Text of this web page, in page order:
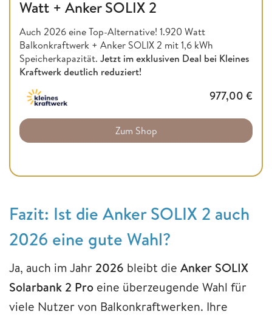
Watt + Anker SOLIX 2
Auch 2026 eine Top-Alternative! 1.920 Watt
Balkonkraftwerk + Anker SOLIX 2 mit 1,6 kWh
Speicherkapazität. Jetzt im exklusiven Deal bei Kleines
Kraftwerk deutlich reduziert!
977,00 €
Zum Shop
Fazit: Ist die Anker SOLIX 2 auch
2026 eine gute Wahl?
Ja, auch im Jahr 2026 bleibt die Anker SOLIX
Solarbank 2 Pro eine überzeugende Wahl für
viele Nutzer von Balkonkraftwerken. Ihre